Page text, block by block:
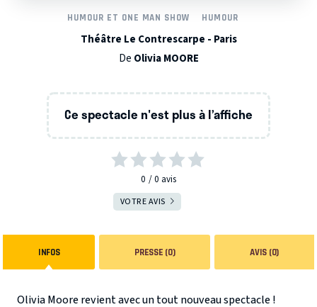
HUMOUR ET ONE MAN SHOW HUMOUR
Théâtre Le Contrescarpe - Paris
De Olivia MOORE
Ce spectacle n'est plus à l’affiche
0 0 avis
VOTRE AVIS
INFOS PRESSE (0) AVIS (0)
Olivia Moore revient avec un tout nouveau spectacle !